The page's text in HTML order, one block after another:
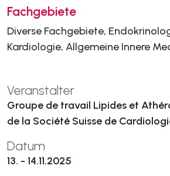
Fachgebiete
Diverse Fachgebiete,
Kardiologie, Allgemeine Innere
Veranstalter
Groupe de travail Lipides et
de la Société Suisse de
Datum
13. - 14.11.2025